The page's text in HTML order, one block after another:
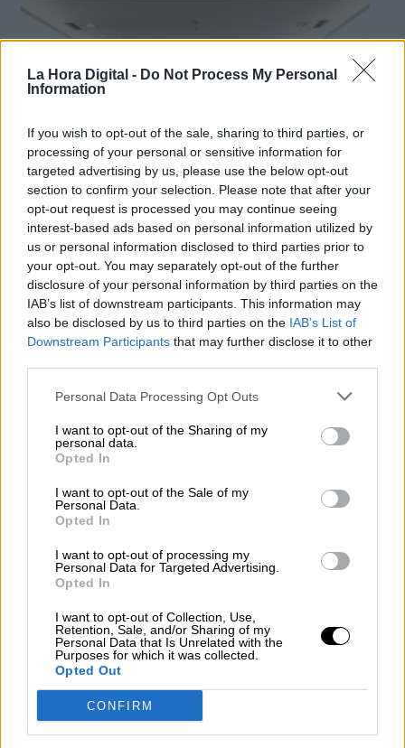
La Hora Digital - Do Not Process My Personal
Information
If you wish to opt-out of the sale, sharing to third parties, or
processing of your personal or sensitive information for
targeted advertising by us, please use the below opt-out
section to confirm your selection. Please note that after your
opt-out request is processed you may continue seeing
interest-based ads based on personal information utilized by
us or personal information disclosed to third parties prior to
your opt-out. You may separately opt-out of the further
disclosure of your personal information by third parties on the
IAB’s list of downstream participants. This information may
also be disclosed by us to third parties on the IAB’s List of
Downstream Participants that may further disclose it to other
Personal Data Processing Opt Outs
I want to opt-out of the Sharing of my
personal data.
Opted In
I want to opt-out of the Sale of my
Personal Data.
Opted In
I want to opt-out of processing my
Personal Data for Targeted Advertising.
Opted In
I want to opt-out of Collection, Use,
Retention, Sale, and/or Sharing of my
Personal Data that Is Unrelated with the
Purposes for which it was collected.
Opted Out
CONFIRM
Firma del acuerdo entre el Gobierno y la FEMP en La Moncloa
El Gobierno y el PSOE ponen en valor
el acuerdo sobre el superávit
municipal frente a un PP que amenaza
con bloquearlo
Más artículos de este autor
La ministra MJ Montero defiende en el